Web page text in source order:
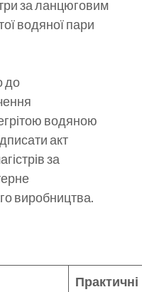
за ланцюговим
водяної пари
до
водяною
акт
за
виробництва.
Практичні